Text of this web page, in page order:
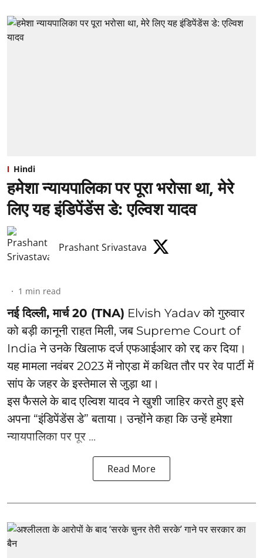
Hindi
हमेशा न्यायपालिका पर पूरा भरोसा था, मेरे
लिए यह इंडिपेंडेंस डे: एल्विश यादव
Prashant Srivastava
1 min read
नई दिल्ली, मार्च 20 (TNA) Elvish Yadav को गुरुवार
को बड़ी कानूनी राहत मिली, जब Supreme Court of
India ने उनके खिलाफ दर्ज एफआईआर को रद्द कर दिया।
यह मामला नवंबर 2023 में नोएडा में कथित तौर पर रेव पार्टी में
सांप के जहर के इस्तेमाल से जुड़ा था।
इस फैसले के बाद एल्विश यादव ने खुशी जाहिर करते हुए इसे
अपना “इंडिपेंडेंस डे” बताया। उन्होंने कहा कि उन्हें हमेशा
न्यायपालिका पर पूर ...
Read More